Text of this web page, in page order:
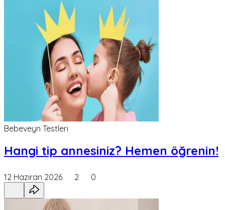
Bebeveyn Testleri
Hangi tip annesiniz? Hemen öğrenin!
12 Haziran 2026 2 0